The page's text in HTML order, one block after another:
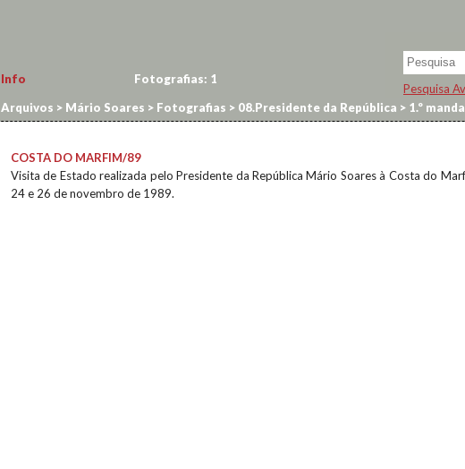
Pesquisa
Info Fotografias: 1
Arquivos > Mário Soares > Fotografias > 08.Presidente da República > 1.º
COSTA DO MARFIM/89
Visita de Estado realizada pelo Presidente da República Mário Soares à Costa do
24 e 26 de novembro de 1989.